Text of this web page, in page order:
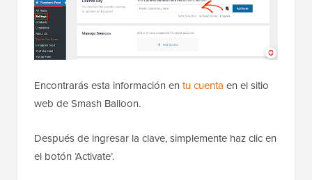
Encontrarás esta información en tu cuenta en el sitio
web de Smash Balloon.
Después de ingresar la clave, simplemente haz clic en
el botón ‘Activate’.